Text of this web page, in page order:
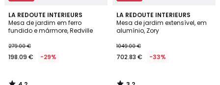
LA REDOUTE INTERIEURS
Mesa de jardim em ferro
fundido e mármore, Redville
279.00 €
198.09 € -29%
4,2
/ 5
LA REDOUTE INTERIEURS
Mesa de jardim extensível, em
alumínio, Zory
1049.00 €
702.83 € -33%
3,2
/ 5